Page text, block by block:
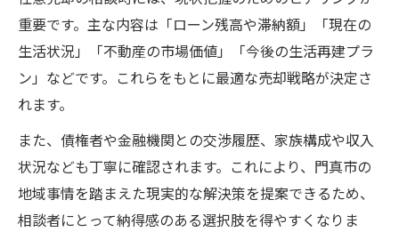
重要です。主な内容は「ローン残高や滞納額」「現在の
生活状況」「不動産の市場価値」「今後の生活再建プラ
ン」などです。これらをもとに最適な売却戦略が決定さ
れます。
また、債権者や金融機関との交渉履歴、家族構成や収入
状況なども丁寧に確認されます。これにより、門真市の
地域事情を踏まえた現実的な解決策を提案できるため、
相談者にとって納得感のある選択肢を得やすくなりま